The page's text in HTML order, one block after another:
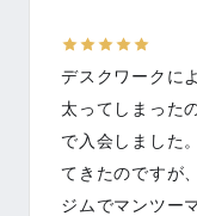
デスクワークに
太ってしまった
で入会しました
てきたのですが
ジムでマンツー